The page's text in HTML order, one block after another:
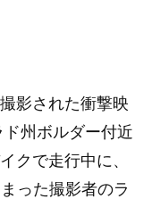
影された衝撃映
州ボルダー付近
クで走行中に、
った撮影者のラ